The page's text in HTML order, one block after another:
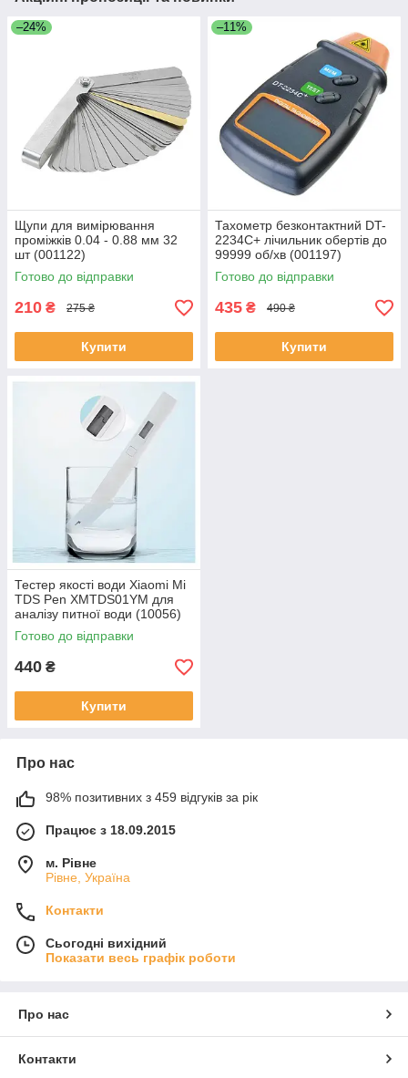
–24%
Щупи для вимірювання
проміжків 0.04 - 0.88 мм 32
шт (001122)
Готово до відправки
210 ₴ 275 ₴
Купити
–11%
Тахометр безконтактний DT-
2234C+ лічильник обертів до
99999 об/хв (001197)
Готово до відправки
435 ₴ 490 ₴
Купити
Тестер якості води Xiaomi Mi
TDS Pen XMTDS01YM для
аналізу питної води (10056)
Готово до відправки
440 ₴
Купити
Про нас
98% позитивних з 459 відгуків за рік
Працює з 18.09.2015
м. Рівне
Рівне, Україна
Контакти
Сьогодні вихідний
Показати весь графік роботи
Про нас
Контакти